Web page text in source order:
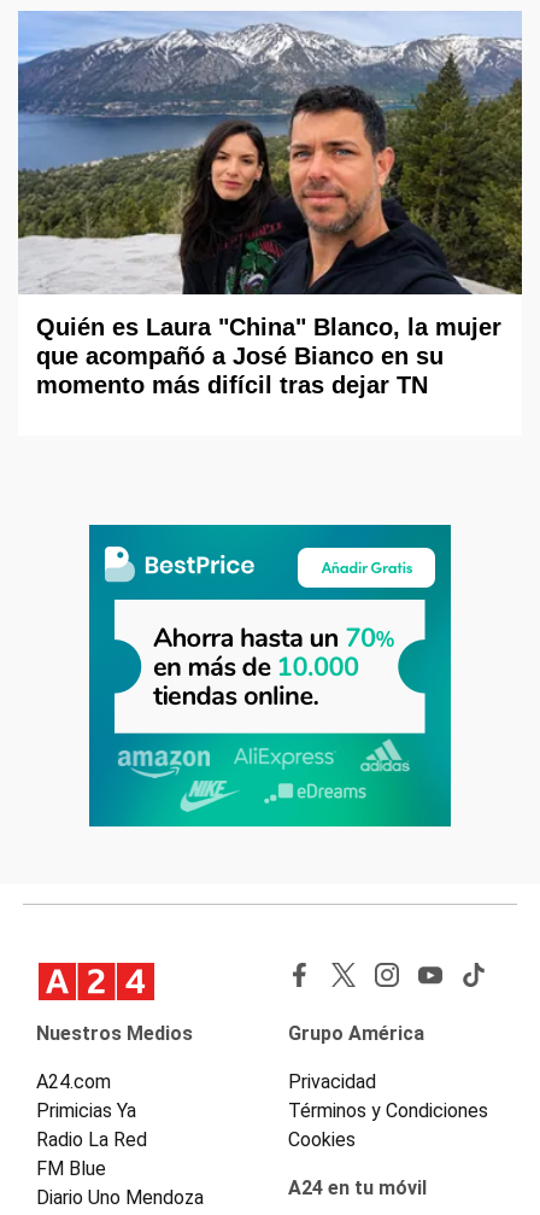
Quién es Laura "China" Blanco, la mujer
que acompañó a José Bianco en su
momento más difícil tras dejar TN
Nuestros Medios
A24.com
Primicias Ya
Radio La Red
FM Blue
Diario Uno Mendoza
Grupo América
Privacidad
Términos y Condiciones
Cookies
A24 en tu móvil